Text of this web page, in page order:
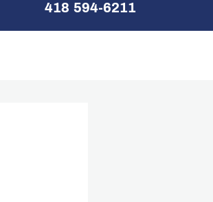
418 594-6211